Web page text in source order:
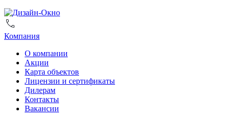
Компания
О компании
Акции
Карта объектов
Лицензии и сертификаты
Дилерам
Контакты
Вакансии